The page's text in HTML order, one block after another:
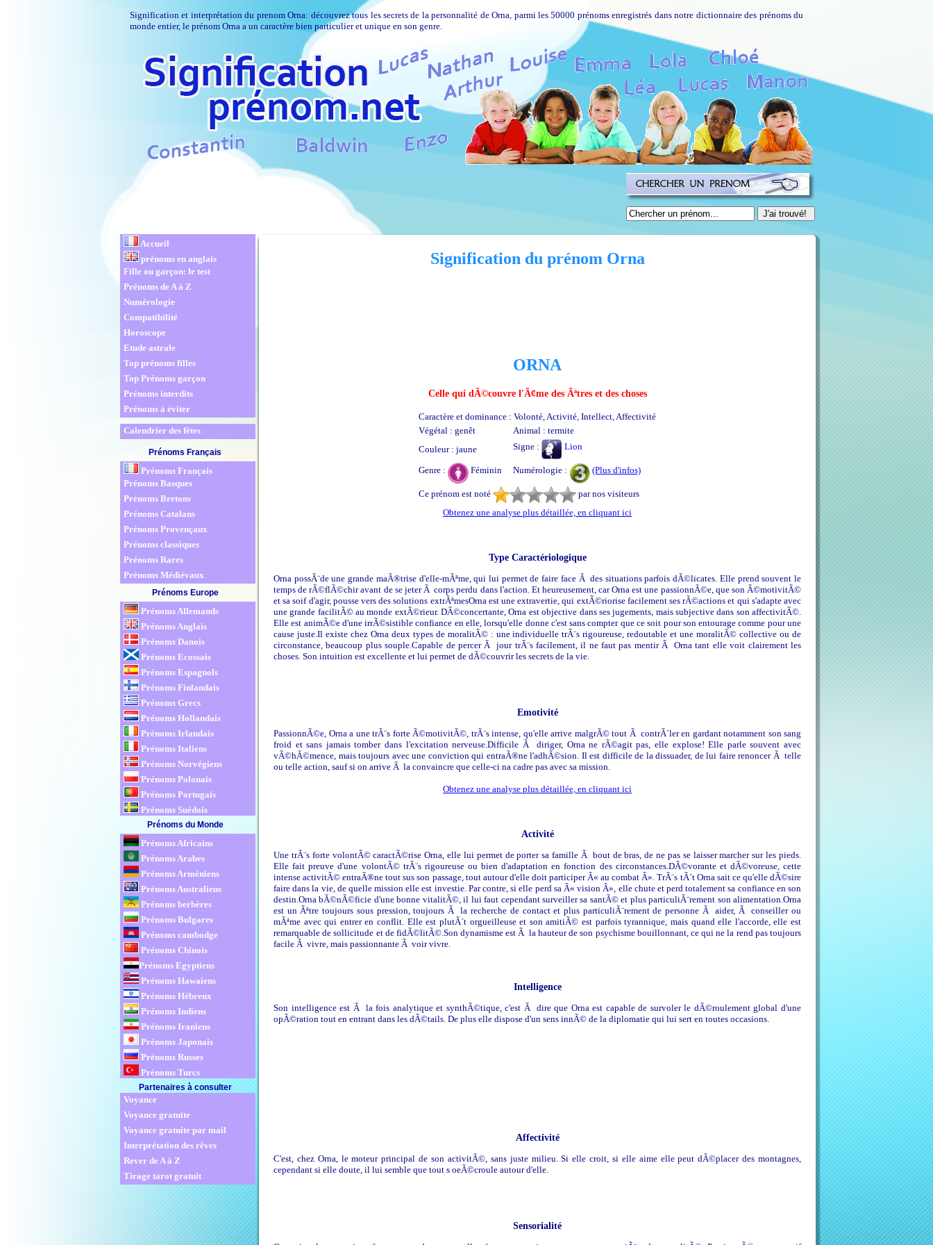
Signification et interprétation du prenom Orna: découvrez tous les secrets de la personnalité de Orna, parmi les 50000 prénoms enregistrés dans notre dictionnaire des prénoms du
monde entier, le prénom Orna a un caractère bien particulier et unique en son genre.
Accueil
prénoms en anglais
Fille ou garçon: le test
Prénoms de A à Z
Numérologie
Compatibilité
Horoscope
Etude astrale
Top prénoms filles
Top Prénoms garçon
Prénoms interdits
Prénoms à éviter
Calendrier des fêtes
Prénoms Français
Prénoms Français
Prénoms Basques
Prénoms Bretons
Prénoms Catalans
Prénoms Provençaux
Prénoms classiques
Prénoms Rares
Prénoms Médiévaux
Prénoms Europe
Prénoms Allemands
Prénoms Anglais
Prénoms Danois
Prénoms Ecossais
Prénoms Espagnols
Prénoms Finlandais
Prénoms Grecs
Prénoms Hollandais
Prénoms Irlandais
Prénoms Italiens
Prénoms Norvégiens
Prénoms Polonais
Prénoms Portugais
Prénoms Suédois
Prénoms du Monde
Prénoms Africains
Prénoms Arabes
Prénoms Arméniens
Prénoms Australiens
Prénoms berbères
Prénoms Bulgares
Prénoms cambodge
Prénoms Chinois
Prénoms Egyptiens
Prénoms Hawaiens
Prénoms Hébreux
Prénoms Indiens
Prénoms Iraniens
Prénoms Japonais
Prénoms Russes
Prénoms Turcs
Partenaires à consulter
Voyance
Voyance gratuite
Voyance gratuite par mail
Interprétation des rêves
Rever de A à Z
Tirage tarot gratuit
Signification du prénom Orna
ORNA
Celle qui dÃ©couvre l'Ã¢me des Ãªtres et des choses
Caractère et dominance : Volonté, Activité, Intellect, Affectivité
Végétal : genêt
Animal : termite
Couleur : jaune
Signe : Lion
Genre : Féminin Numérologie : (Plus d'infos)
Ce prénom est noté
par nos visiteurs
Obtenez une analyse plus détaillée, en cliquant ici
Type Caractériologique
Orna possÃ¨de une grande maÃ®trise d'elle-mÃªme, qui lui permet de faire face Ã des situations parfois dÃ©licates. Elle prend souvent le
temps de rÃ©flÃ©chir avant de se jeter Ã corps perdu dans l'action. Et heureusement, car Orna est une passionnÃ©e, que son Ã©motivitÃ©
et sa soif d'agir, pousse vers des solutions extrÃªmesOrna est une extravertie, qui extÃ©riorise facilement ses rÃ©actions et qui s'adapte avec
une grande facilitÃ© au monde extÃ©rieur. DÃ©concertante, Orna est objective dans ses jugements, mais subjective dans son affectivitÃ©.
Elle est animÃ©e d'une irrÃ©sistible confiance en elle, lorsqu'elle donne c'est sans compter que ce soit pour son entourage comme pour une
cause juste.Il existe chez Orna deux types de moralitÃ© : une individuelle trÃ¨s rigoureuse, redoutable et une moralitÃ© collective ou de
circonstance, beaucoup plus souple.Capable de percer Ã jour trÃ¨s facilement, il ne faut pas mentir Ã Orna tant elle voit clairement les
choses. Son intuition est excellente et lui permet de dÃ©couvrir les secrets de la vie.
Emotivité
PassionnÃ©e, Orna a une trÃ¨s forte Ã©motivitÃ©, trÃ¨s intense, qu'elle arrive malgrÃ© tout Ã contrÃ´ler en gardant notamment son sang
froid et sans jamais tomber dans l'excitation nerveuse.Difficile Ã diriger, Orna ne rÃ©agit pas, elle explose! Elle parle souvent avec
vÃ©hÃ©mence, mais toujours avec une conviction qui entraÃ®ne l'adhÃ©sion. Il est difficile de la dissuader, de lui faire renoncer Ã telle
ou telle action, sauf si on arrive Ã la convaincre que celle-ci na cadre pas avec sa mission.
Obtenez une analyse plus détaillée, en cliquant ici
Activité
Une trÃ¨s forte volontÃ© caractÃ©rise Orna, elle lui permet de porter sa famille Ã bout de bras, de ne pas se laisser marcher sur les pieds.
Elle fait preuve d'une volontÃ© trÃ¨s rigoureuse ou bien d'adaptation en fonction des circonstances.DÃ©vorante et dÃ©voreuse, cette
intense activitÃ© entraÃ®ne tout sus son passage, tout autour d'elle doit participer Â« au combat Â». TrÃ¨s tÃ´t Orna sait ce qu'elle dÃ©sire
faire dans la vie, de quelle mission elle est investie. Par contre, si elle perd sa Â« vision Â», elle chute et perd totalement sa confiance en son
destin.Orna bÃ©nÃ©ficie d'une bonne vitalitÃ©, il lui faut cependant surveiller sa santÃ© et plus particuliÃ¨rement son alimentation.Orna
est un Ãªtre toujours sous pression, toujours Ã la recherche de contact et plus particuliÃ¨rement de personne Ã aider, Ã conseiller ou
mÃªme avec qui entrer en conflit. Elle est plutÃ´t orgueilleuse et son amitiÃ© est parfois tyrannique, mais quand elle l'accorde, elle est
remarquable de sollicitude et de fidÃ©litÃ©.Son dynamisme est Ã la hauteur de son psychisme bouillonnant, ce qui ne la rend pas toujours
facile Ã vivre, mais passionnante Ã voir vivre.
Intelligence
Son intelligence est Ã la fois analytique et synthÃ©tique, c'est Ã dire que Orna est capable de survoler le dÃ©roulement global d'une
opÃ©ration tout en entrant dans les dÃ©tails. De plus elle dispose d'un sens innÃ© de la diplomatie qui lui sert en toutes occasions.
Affectivité
C'est, chez Orna, le moteur principal de son activitÃ©, sans juste milieu. Si elle croit, si elle aime elle peut dÃ©placer des montagnes,
cependant si elle doute, il lui semble que tout s oeÃ©croule autour d'elle.
Sensorialité